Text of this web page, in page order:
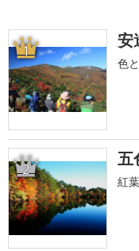
1 安
色
2 五
紅